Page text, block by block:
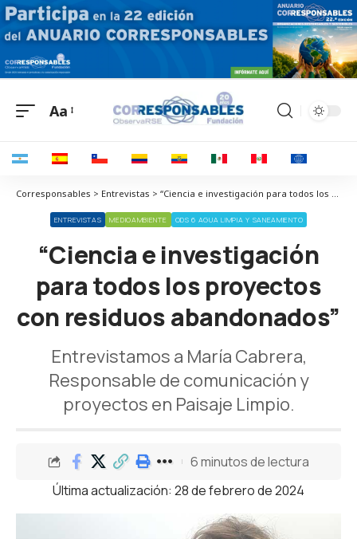
Aa
Corresponsables > Entrevistas > “Ciencia e investigación para todos los proyectos con residuos abandonados”
ENTREVISTAS MEDIOAMBIENTE ODS 6 AGUA LIMPIA Y SANEAMIENTO
“Ciencia e investigación
para todos los proyectos
con residuos abandonados”
Entrevistamos a María Cabrera,
Responsable de comunicación y
proyectos en Paisaje Limpio.
Última actualización: 28 de febrero de 2024
6 minutos de lectura